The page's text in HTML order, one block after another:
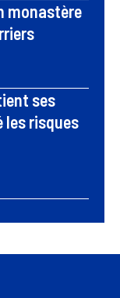
monastère
ses
les risques